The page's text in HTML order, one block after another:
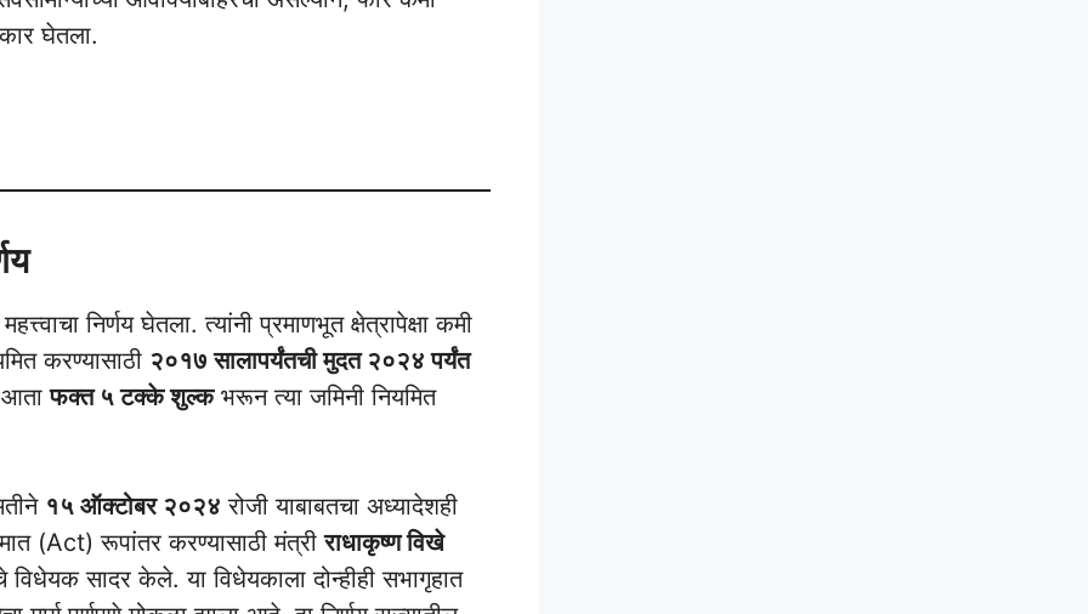
घेतला.
निर्णय घेतला. त्यांनी प्रमाणभूत क्षेत्रापेक्षा कमी
करण्यासाठी २०१७ सालापर्यंतची मुदत २०२४ पर्यंत
आताफक्त ५ टक्के शुल्कभरून त्या जमिनी नियमित
१५ ऑक्टोबर २०२४ रोजी याबाबतचा अध्यादेशही
(Act) रूपांतर करण्यासाठी मंत्रीराधाकृष्ण विखे
सादर केले. या विधेयकाला दोन्हीही सभागृहात